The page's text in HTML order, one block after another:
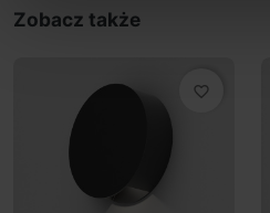
Zobacz także
favorite_border